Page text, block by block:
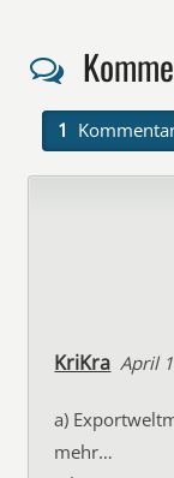
1
KriKra April
a)
mehr…